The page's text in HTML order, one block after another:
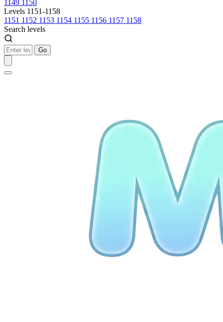
1149 1150
Levels 1151-1158
1151 1152 1153 1154 1155 1156 1157 1158
Search levels
Go